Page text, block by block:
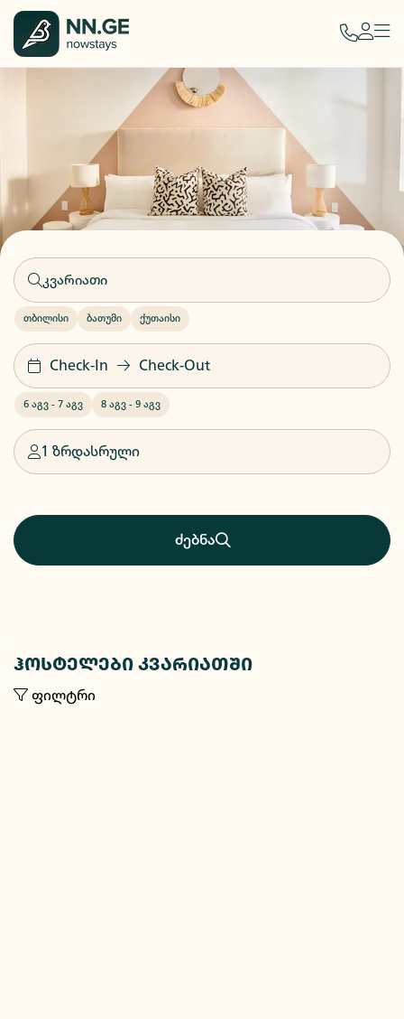
თბილისი ბათუმი ქუთაისი
Check-In Check-Out
6 აგვ - 7 აგვ 8 აგვ - 9 აგვ
1 ზრდასრული
ძებნა
ჰოსტელები კვარიათში
ფილტრი